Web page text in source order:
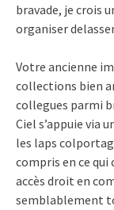
bravade, je crois
organiser
Votre ancienne
collections bien
collegues parmi
Ciel s’appuie via
les laps
compris en ce qui
accès droit en
semblablement